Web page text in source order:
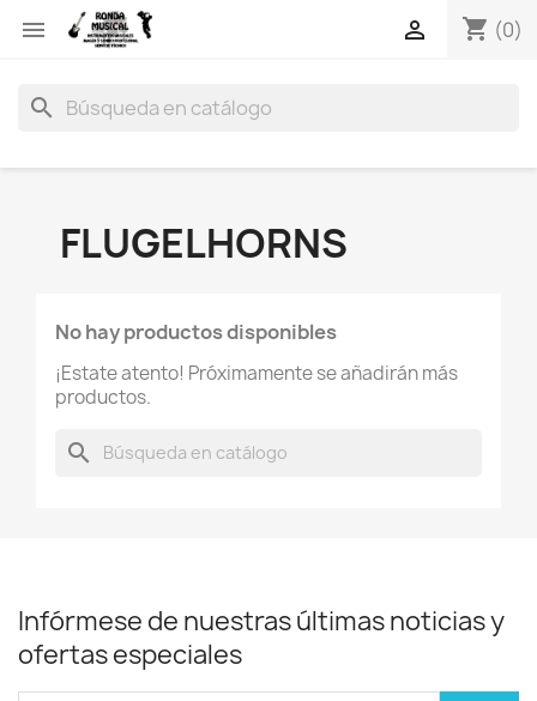
 shopping_cart (0)

search
FLUGELHORNS
No hay productos disponibles
¡Estate atento! Próximamente se añadirán más
productos.
search
Infórmese de nuestras últimas noticias y
ofertas especiales